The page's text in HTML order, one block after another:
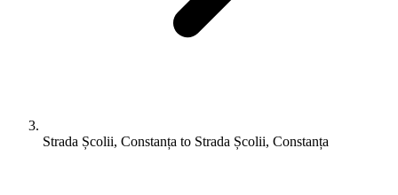
Strada Școlii, Constanța to Strada Școlii, Constanța